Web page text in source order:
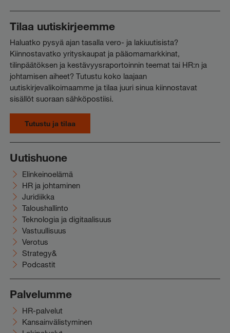
Tilaa uutiskirjeemme
Haluatko pysyä ajan tasalla vero- ja lakiuutisista?
Kiinnostavatko yrityskaupat ja pääomamarkkinat,
tilinpäätöksen ja kestävyysraportoinnin teemat tai HR:n ja
johtamisen aiheet? Tutustu koko laajaan
uutiskirjevalikoimaamme ja tilaa juuri sinua kiinnostavat
sisällöt suoraan sähköpostiisi.
Tutustu ja tilaa
Uutishuone
Elinkeinoelämä
HR ja johtaminen
Juridiikka
Taloushallinto
Teknologia ja digitaalisuus
Vastuullisuus
Verotus
Strategy&
Podcastit
Palvelumme
HR-palvelut
Kansainvälistyminen